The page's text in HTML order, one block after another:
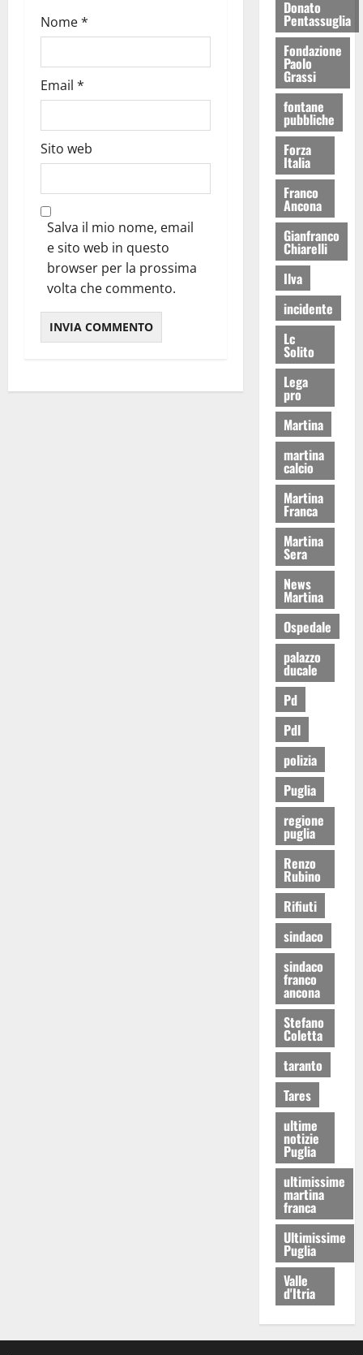
Nome*
Email *
Sito web
Salva il mio nome, email
e sito web in questo
browser per la prossima
volta che commento.
Donato
Pentassuglia
Fondazione
Paolo
Grassi
fontane
pubbliche
Forza
Italia
Franco
Ancona
Gianfranco
Chiarelli
Ilva
incidente
Lc
Solito
Lega
pro
Martina
martina
calcio
Martina
Franca
Martina
Sera
News
Martina
Ospedale
palazzo
ducale
Pd
Pdl
polizia
Puglia
regione
puglia
Renzo
Rubino
Rifiuti
sindaco
sindaco
franco
ancona
Stefano
Coletta
taranto
Tares
ultime
notizie
Puglia
ultimissime
martina
franca
Ultimissime
Puglia
Valle
d'Itria